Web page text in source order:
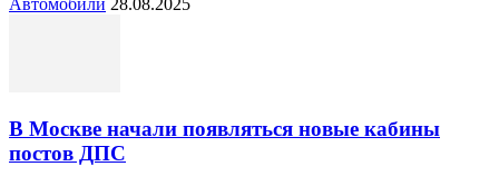
В Москве начали появляться новые кабины
постов ДПС